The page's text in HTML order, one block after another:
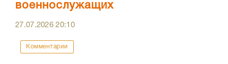
военнослужащих
27.07.202620:10
Комментарии